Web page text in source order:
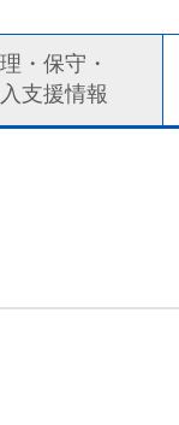
・保守・
支援情報